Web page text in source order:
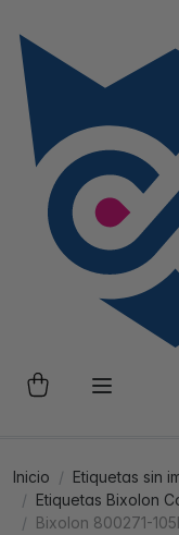
Inicio
Etiquetas sin
Etiquetas Bixolon
Bixolon 800271-